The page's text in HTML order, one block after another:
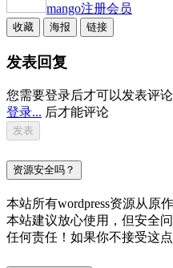
mango注册会员
收藏 海报 链接
发表回复
您需要登录后才可以发表评
登录... 后才能评论
资源安全吗？
本站所有wordpress资源从原
本站建议放心使用，但安全
任何责任！如果你不接受这